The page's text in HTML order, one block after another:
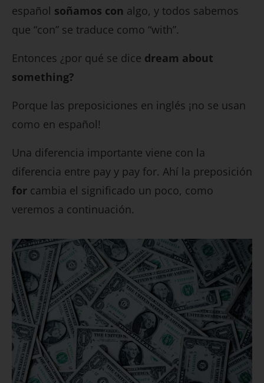
español soñamos con algo, y todos sabemos
que “con” se traduce como “with”.
Entonces ¿por qué se dice dream about
something?
Porque las preposiciones en inglés ¡no se usan
como en español!
Una diferencia importante viene con la
diferencia entre pay y pay for. Ahí la preposición
for cambia el significado un poco, como
veremos a continuación.